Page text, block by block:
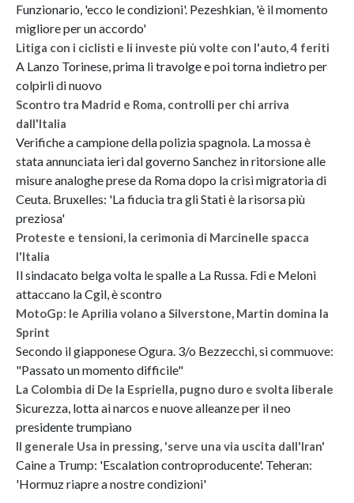
Funzionario, 'ecco le condizioni'. Pezeshkian, 'è il momento
migliore per un accordo'
Litiga con i ciclisti e li investe più volte con l'auto, 4 feriti
A Lanzo Torinese, prima li travolge e poi torna indietro per
colpirli di nuovo
Scontro tra Madrid e Roma, controlli per chi arriva
dall'Italia
Verifiche a campione della polizia spagnola. La mossa è
stata annunciata ieri dal governo Sanchez in ritorsione alle
misure analoghe prese da Roma dopo la crisi migratoria di
Ceuta. Bruxelles: 'La fiducia tra gli Stati è la risorsa più
preziosa'
Proteste e tensioni, la cerimonia di Marcinelle spacca
l'Italia
Il sindacato belga volta le spalle a La Russa. Fdi e Meloni
attaccano la Cgil, è scontro
MotoGp: le Aprilia volano a Silverstone, Martin domina la
Sprint
Secondo il giapponese Ogura. 3/o Bezzecchi, si commuove:
"Passato un momento difficile"
La Colombia di De la Espriella, pugno duro e svolta liberale
Sicurezza, lotta ai narcos e nuove alleanze per il neo
presidente trumpiano
Il generale Usa in pressing, 'serve una via uscita dall'Iran'
Caine a Trump: 'Escalation controproducente'. Teheran:
'Hormuz riapre a nostre condizioni'